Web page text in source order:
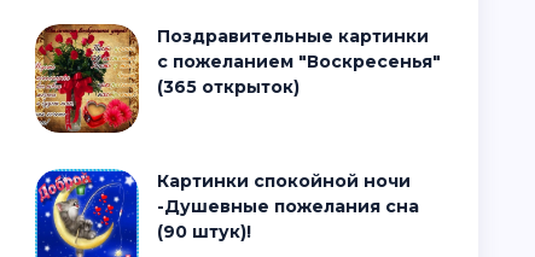
Поздравительные картинки
с пожеланием "Воскресенья"
(365 открыток)
Картинки спокойной ночи
-Душевные пожелания сна
(90 штук)!